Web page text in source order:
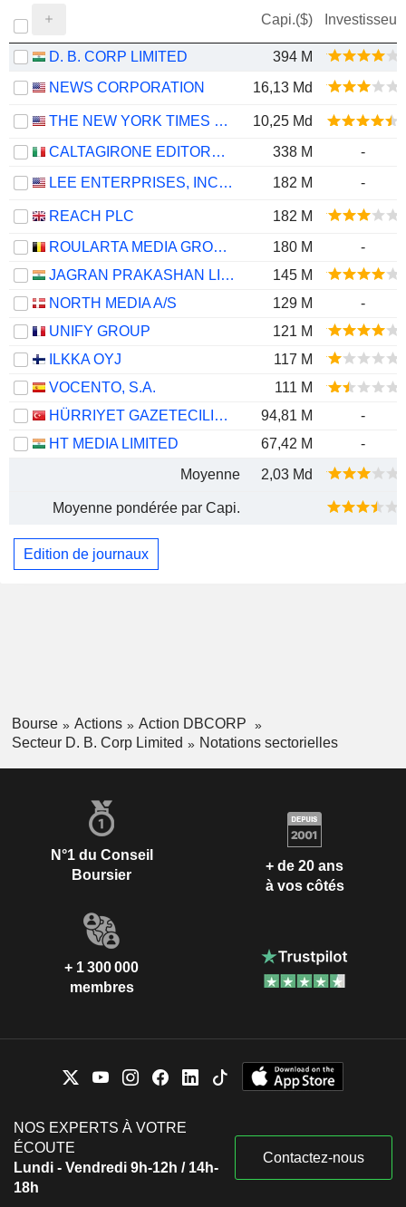
Capi.($) Investisseur
D. B. CORP LIMITED
394 M
NEWS CORPORATION
16,13 Md
THE NEW YORK TIMES COMPANY
10,25 Md
CALTAGIRONE EDITORE SPA
338 M
-
LEE ENTERPRISES, INCORPORATED
182 M -
REACH PLC
182 M
ROULARTA MEDIA GROUP N.V.
180 M
-
JAGRAN PRAKASHAN LIMITED
145 M
NORTH MEDIA A/S
129 M
-
UNIFY GROUP
121 M
ILKKA OYJ
117 M
VOCENTO, S.A.
111 M
HÜRRIYET GAZETECILIK VE MATBAACILIK
94,81 M
-
HT MEDIA LIMITED
67,42 M
-
Moyenne
2,03 Md
Moyenne pondérée par Capi.
Edition de journaux
Bourse Actions
Action DBCORP
Secteur D. B. Corp Limited
Notations sectorielles
N°1 du Conseil
Boursier
+ de 20 ans
à vos côtés
+ 1 300 000
membres
NOS EXPERTS À VOTRE
ÉCOUTE
Lundi - Vendredi 9h-12h / 14h-
18h
Contactez-nous